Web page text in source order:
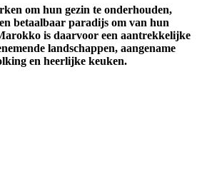
om hun gezin te onderhouden,
betaalbaar paradijs om van hun
is daarvoor een aantrekkelijke
landschappen, aangename
en heerlijke keuken.